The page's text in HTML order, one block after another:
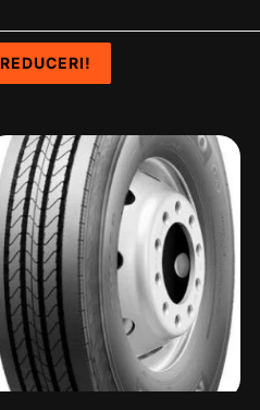
REDUCERI!
REDUCERI!
REDUCERI!
REDUCERI!